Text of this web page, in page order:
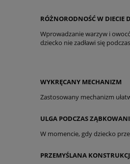
RÓŻNORODNOŚĆ W DIECIE
Wprowadzanie warzyw i
dziecko nie zadławi się
WYKRĘCANY MECHANIZM
Zastosowany mechanizm
ULGA PODCZAS
W momencie, gdy dziecko
PRZEMYŚLANA